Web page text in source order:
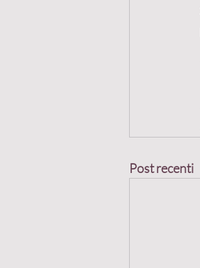
Post recenti